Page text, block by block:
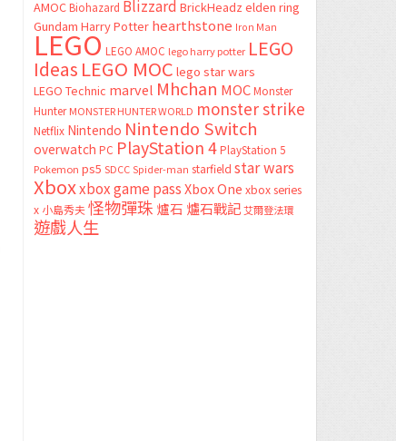
AMOC Biohazard Blizzard BrickHeadz elden ring
Gundam Harry Potter hearthstone Iron Man
LEGO LEGO AMOC lego harry potter LEGO
Ideas LEGO MOC lego star wars
LEGO Technic marvel Mhchan MOC Monster
Hunter MONSTER HUNTER WORLD monster strike
Netflix Nintendo Nintendo Switch
overwatch PC PlayStation 4 PlayStation 5
Pokemon ps5 SDCC Spider-man starfield star wars
Xboxxbox game passXbox One xbox series
x 小島秀夫怪物彈珠 爐石 爐石戰記艾爾登法環
遊戲人生